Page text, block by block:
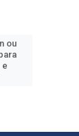
ou
e